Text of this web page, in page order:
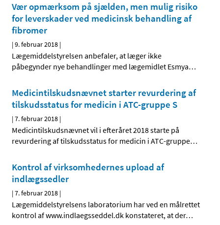
Vær opmærksom på sjælden, men mulig risiko
for leverskader ved medicinsk behandling af
fibromer
|9. februar 2018 |
Lægemiddelstyrelsen anbefaler, at læger ikke
påbegynder nye behandlinger med lægemidlet Esmya…
Medicintilskudsnævnet starter revurdering af
tilskudsstatus for medicin i ATC-gruppe S
|7. februar 2018 |
Medicintilskudsnævnet vil i efteråret 2018 starte på
revurdering af tilskudsstatus for medicin i ATC-gruppe…
Kontrol af virksomhedernes upload af
indlægssedler
|7. februar 2018 |
Lægemiddelstyrelsens laboratorium har ved en målrettet
kontrol af www.indlaegsseddel.dk konstateret, at der…